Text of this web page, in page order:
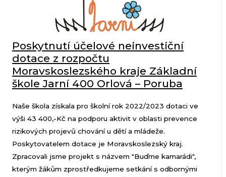
Poskytnutí účelové neinvestiční
dotace z rozpočtu
Moravskoslezského kraje Základní
škole Jarní 400 Orlová – Poruba
Naše škola získala pro školní rok 2022/2023 dotaci ve
výši 43 400,-Kč na podporu aktivit v oblasti prevence
rizikových projevů chování u dětí a mládeže.
Poskytovatelem dotace je Moravskoslezský kraj.
Zpracovali jsme projekt s názvem "Buďme kamarádi",
kterým žákům zprostředkujeme setkání s odbornými